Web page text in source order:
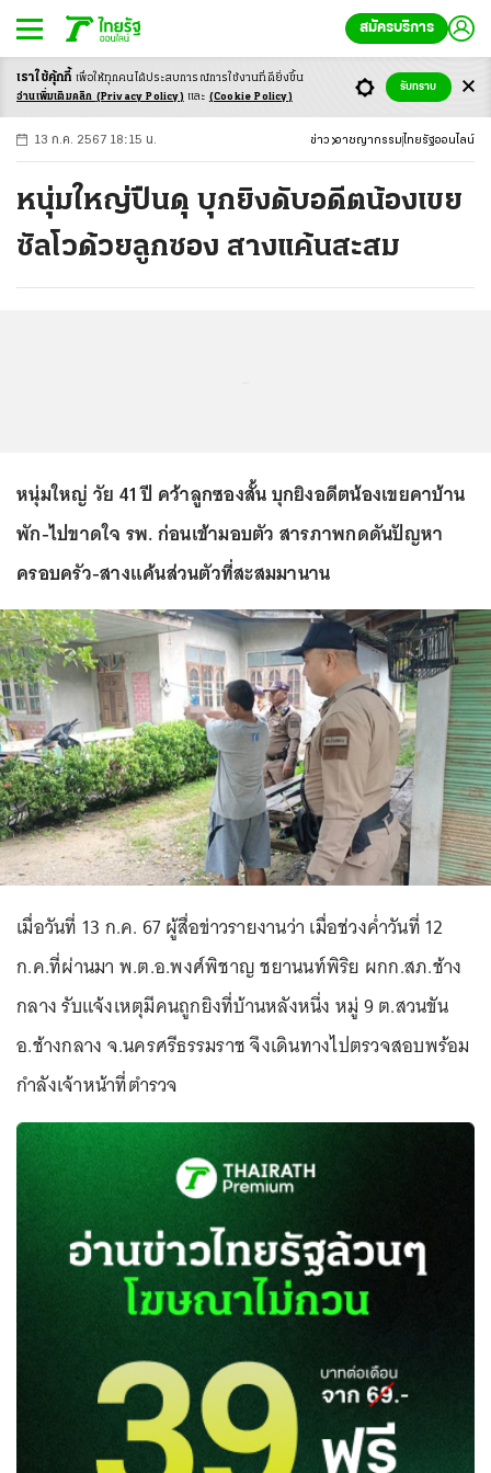
สมัครบริการ
-ก ก ก+
13 ก.ค. 2567 18:15 น. ข่าว อาชญากรรม ไทยรัฐออนไลน์
หนุ่มใหญ่ปืนดุ บุกยิงดับอดีตน้องเขย
ซัลโวด้วยลูกซอง สางแค้นสะสม
หนุ่มใหญ่ วัย 41 ปี คว้าลูกซองสั้น บุกยิงอดีตน้องเขยคาบ้าน
พัก-ไปขาดใจ รพ. ก่อนเข้ามอบตัว สารภาพกดดันปัญหา
ครอบครัว-สางแค้นส่วนตัวที่สะสมมานาน
เมื่อวันที่ 13 ก.ค. 67 ผู้สื่อข่าวรายงานว่า เมื่อช่วงค่ำวันที่ 12
ก.ค.ที่ผ่านมา พ.ต.อ.พงศ์พิชาญ ชยานนท์พิริย ผกก.สภ.ช้าง
กลาง รับแจ้งเหตุมีคนถูกยิงที่บ้านหลังหนึ่ง หมู่ 9 ต.สวนขัน
อ.ช้างกลาง จ.นครศรีธรรมราช จึงเดินทางไปตรวจสอบพร้อม
กำลังเจ้าหน้าที่ตำรวจ
เราใช้คุ้กกี้ เพื่อให้ทุกคนได้ประสบการณ์การใช้งานที่ดียิ่งขึ้น
อ่านเพิ่มเติมคลิก (Privacy Policy) และ (Cookie Policy)
รับทราบ